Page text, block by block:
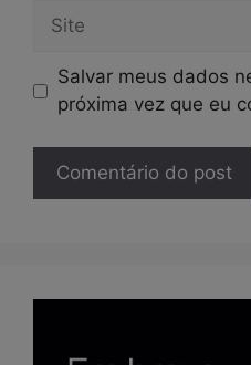
Site
Salvar meus dados
próxima vez que eu